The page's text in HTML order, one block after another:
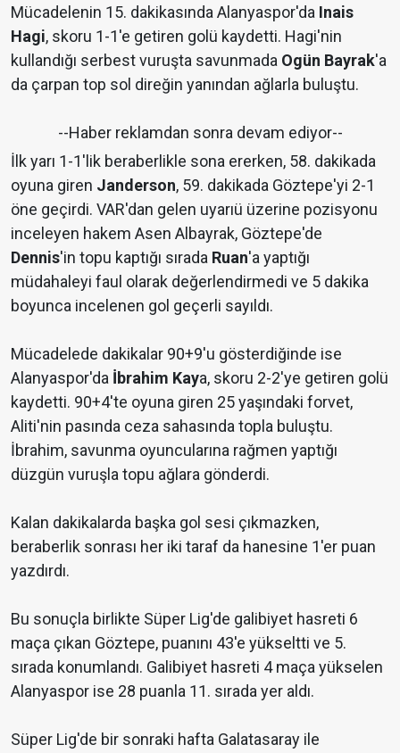
Mücadelenin 15. dakikasında Alanyaspor'da Inais
Hagi, skoru 1-1'e getiren golü kaydetti. Hagi'nin
kullandığı serbest vuruşta savunmada Ogün Bayrak'a
da çarpan top sol direğin yanından ağlarla buluştu.
--Haber reklamdan sonra devam ediyor--
İlk yarı 1-1'lik beraberlikle sona ererken, 58. dakikada
oyuna giren Janderson, 59. dakikada Göztepe'yi 2-1
öne geçirdi. VAR'dan gelen uyarıü üzerine pozisyonu
inceleyen hakem Asen Albayrak, Göztepe'de
Dennis'in topu kaptığı sırada Ruan'a yaptığı
müdahaleyi faul olarak değerlendirmedi ve 5 dakika
boyunca incelenen gol geçerli sayıldı.
Mücadelede dakikalar 90+9'u gösterdiğinde ise
Alanyaspor'da İbrahim Kaya, skoru 2-2'ye getiren golü
kaydetti. 90+4'te oyuna giren 25 yaşındaki forvet,
Aliti'nin pasında ceza sahasında topla buluştu.
İbrahim, savunma oyuncularına rağmen yaptığı
düzgün vuruşla topu ağlara gönderdi.
Kalan dakikalarda başka gol sesi çıkmazken,
beraberlik sonrası her iki taraf da hanesine 1'er puan
yazdırdı.
Bu sonuçla birlikte Süper Lig'de galibiyet hasreti 6
maça çıkan Göztepe, puanını 43'e yükseltti ve 5.
sırada konumlandı. Galibiyet hasreti 4 maça yükselen
Alanyaspor ise 28 puanla 11. sırada yer aldı.
Süper Lig'de bir sonraki hafta Galatasaray ile